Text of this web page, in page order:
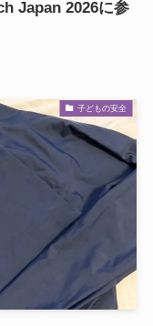
Japan 2026に参
子どもの安全